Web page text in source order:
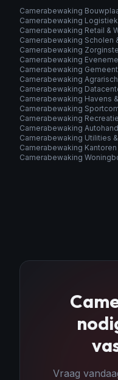
Camerabewaking
Camerabewaking Logistiek
Camerabewaking Retail &
Camerabewaking Scholen
Camerabewaking
Camerabewaking
Camerabewaking
Camerabewaking
Camerabewaking
Camerabewaking Havens
Camerabewaking
Camerabewaking
Camerabewaking
Camerabewaking Utilities
Camerabewaking
Camerabewaking
Vraag